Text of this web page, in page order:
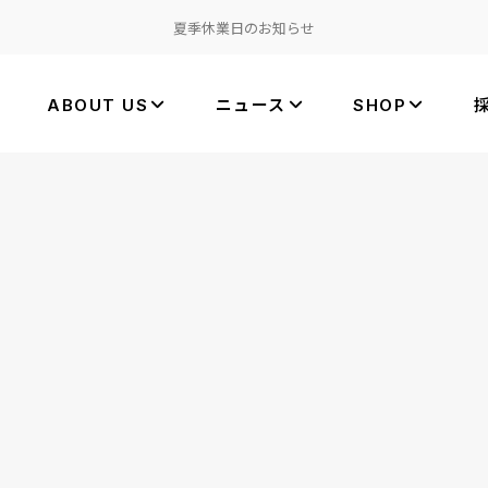
夏季休業日のお知らせ
ABOUT US ニュース SHOP